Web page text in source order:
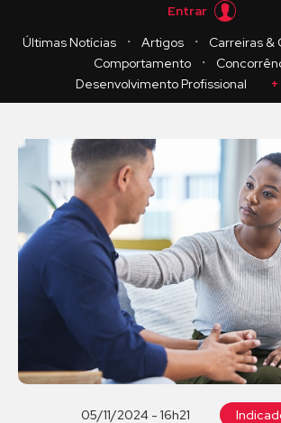
Entrar
Últimas Notícias
・ Artigos ・ Carreiras &
Comportamento
・
Desenvolvimento Profissional
05/11/2024 - 16h21